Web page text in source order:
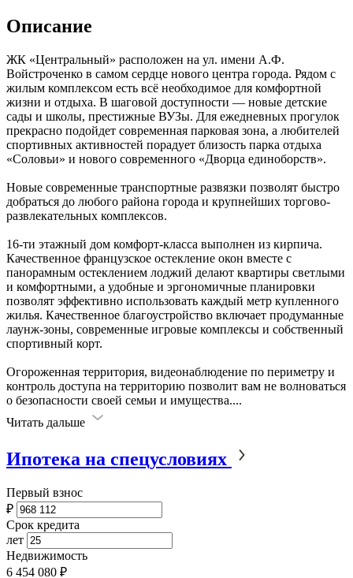
Описание
ЖК «Центральный» расположен на ул. имени А.Ф.
Войстроченко в самом сердце нового центра города. Рядом с
жилым комплексом есть всё необходимое для комфортной
жизни и отдыха. В шаговой доступности — новые детские
сады и школы, престижные ВУЗы. Для ежедневных прогулок
прекрасно подойдет современная парковая зона, а любителей
спортивных активностей порадует близость парка отдыха
«Соловьи» и нового современного «Дворца единоборств».
Новые современные транспортные развязки позволят быстро
добраться до любого района города и крупнейших торгово-
развлекательных комплексов.
16-ти этажный дом комфорт-класса выполнен из кирпича.
Качественное французское остекление окон вместе с
панорамным остеклением лоджий делают квартиры светлыми
и комфортными, а удобные и эргономичные планировки
позволят эффективно использовать каждый метр купленного
жилья. Качественное благоустройство включает продуманные
лаунж-зоны, современные игровые комплексы и собственный
спортивный корт.
Огороженная территория, видеонаблюдение по периметру и
контроль доступа на территорию позволит вам не волноваться
о безопасности своей семьи и имущества....
Читать дальше
Ипотека на спецусловиях
Первый взнос
₽
Срок кредита
лет
Недвижимость
6 454 080 ₽